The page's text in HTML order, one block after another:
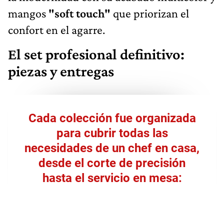
mangos "soft touch" que priorizan el
confort en el agarre.
El set profesional definitivo:
piezas y entregas
Cada colección fue organizada
para cubrir todas las
necesidades de un chef en casa,
desde el corte de precisión
hasta el servicio en mesa: